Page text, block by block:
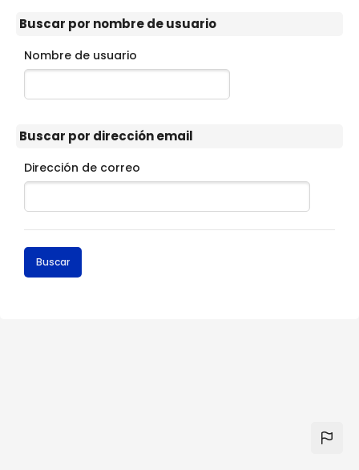
Buscar por nombre de usuario
Buscar por nombre de usuario
Nombre de usuario
Buscar por dirección email
Buscar por dirección email
Dirección de correo